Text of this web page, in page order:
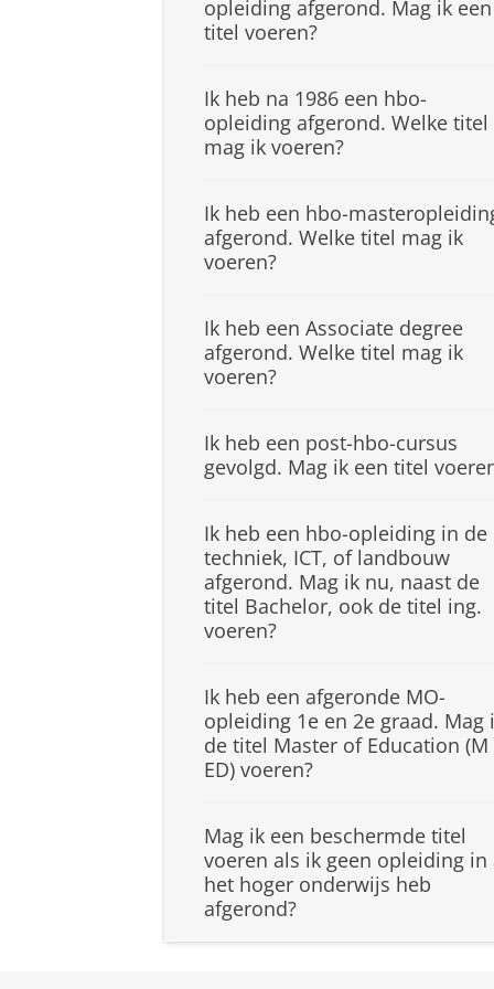
opleiding afgerond. Mag ik een
titel voeren?
Ik heb na 1986 een hbo-
opleiding afgerond. Welke titel
mag ik voeren?
Ik heb een hbo-
afgerond. Welke titel mag ik
voeren?
Ik heb een Associate degree
afgerond. Welke titel mag ik
voeren?
Ik heb een post-hbo-cursus
gevolgd. Mag ik een titel
Ik heb een hbo-opleiding in de
techniek, ICT, of landbouw
afgerond. Mag ik nu, naast de
titel Bachelor, ook de titel ing.
voeren?
Ik heb een afgeronde MO-
opleiding 1e en 2e graad. Mag
de titel Master of Education (M
ED) voeren?
Mag ik een beschermde titel
voeren als ik geen opleiding in
het hoger onderwijs heb
afgerond?